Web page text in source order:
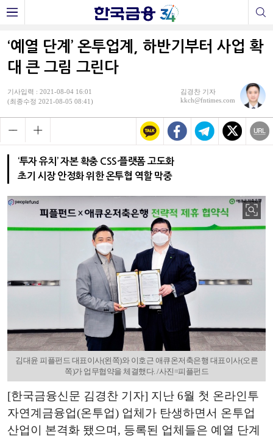
‘예열 단계’ 온투업계, 하반기부터 사업 확
대 큰 그림 그린다
기사입력 : 2021-08-04 16:01
(최종수정 2021-08-05 08:41)
김경찬 기자
kkch@fntimes.com
‘투자 유치’ 자본 확충 CSS·플랫폼 고도화
초기 시장 안정화 위한 온투협 역할 막중
김대윤 피플펀드 대표이사(왼쪽)와 이호근 애큐온저축은행 대표이사(오른
쪽)가 업무협약을 체결했다. /사진=피플펀드
[한국금융신문 김경찬 기자] 지난 6월 첫 온라인투
자연계금융업(온투업) 업체가 탄생하면서 온투업
산업이 본격화 됐으며, 등록된 업체들은 예열 단계